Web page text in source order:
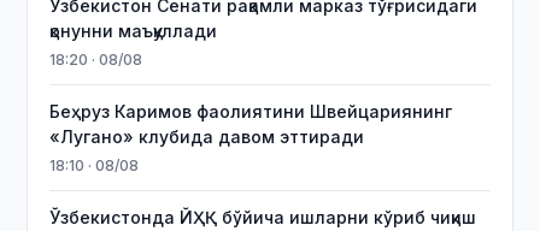
Ўзбекистон Сенати рақамли марказ тўғрисидаги
қонунни маъқуллади
18:20 · 08/08
Беҳруз Каримов фаолиятини Швейцариянинг
«Лугано» клубида давом эттиради
18:10 · 08/08
Ўзбекистонда ЙҲҚ бўйича ишларни кўриб чиқиш